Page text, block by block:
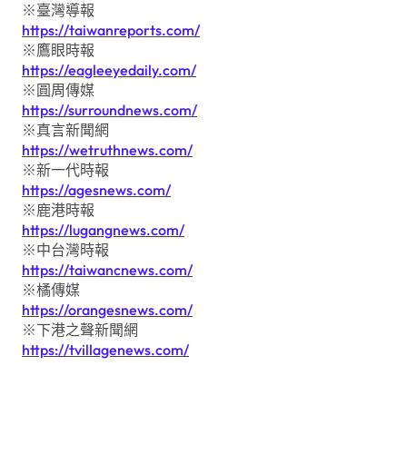
※臺灣導報
https://taiwanreports.com/
※鷹眼時報
https://eagleeyedaily.com/
※圓周傳媒
https://surroundnews.com/
※真言新聞網
https://wetruthnews.com/
※新一代時報
https://agesnews.com/
※鹿港時報
https://lugangnews.com/
※中台灣時報
https://taiwancnews.com/
※橘傳媒
https://orangesnews.com/
※下港之聲新聞網
https://tvillagenews.com/